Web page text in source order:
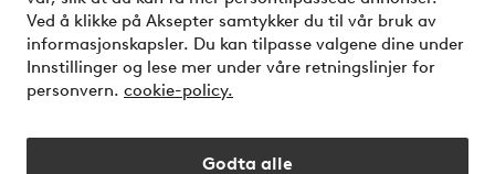
Ved å klikke på Aksepter samtykker du til vår bruk av
informasjonskapsler. Du kan tilpasse valgene dine under
Innstillinger og lese mer under våre retningslinjer for
personvern. cookie-policy.
Godta alle
elpy